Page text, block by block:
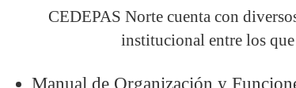
CEDEPAS Norte cuenta con
institucional entre los que
Manual de Organización y